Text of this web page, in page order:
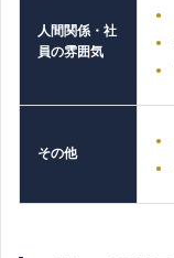
人間関係・社
員の雰囲気
その他